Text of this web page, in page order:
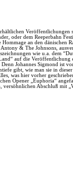
oder dem Reeperbahn
Hommage an den
& The Johnsons,
wie u.a. dem
auf die
Johannes Sigmond ist
gibt, wie man sie in
was hier vorher
Opener „Euphoria“
Abschluß mit